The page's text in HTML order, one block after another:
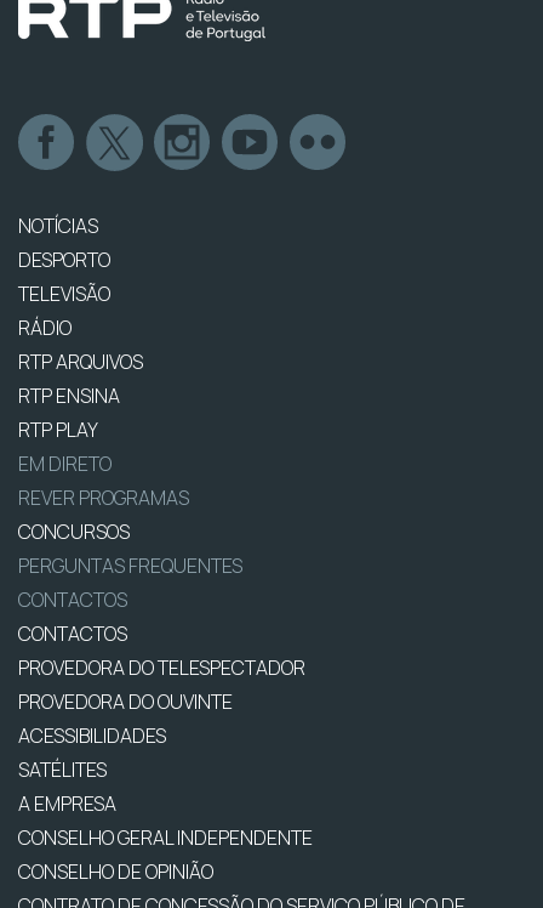
NOTÍCIAS
DESPORTO
TELEVISÃO
RÁDIO
RTP ARQUIVOS
RTP ENSINA
RTP PLAY
EM DIRETO
REVER PROGRAMAS
CONCURSOS
PERGUNTAS FREQUENTES
CONTACTOS
CONTACTOS
PROVEDORA DO TELESPECTADOR
PROVEDORA DO OUVINTE
ACESSIBILIDADES
SATÉLITES
A EMPRESA
CONSELHO GERAL INDEPENDENTE
CONSELHO DE OPINIÃO